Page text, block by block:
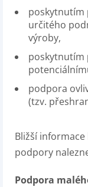
poskytnutím
určitého
výroby,
poskytnutím
podpora
(tzv.
Bližší
podpory
Podpora